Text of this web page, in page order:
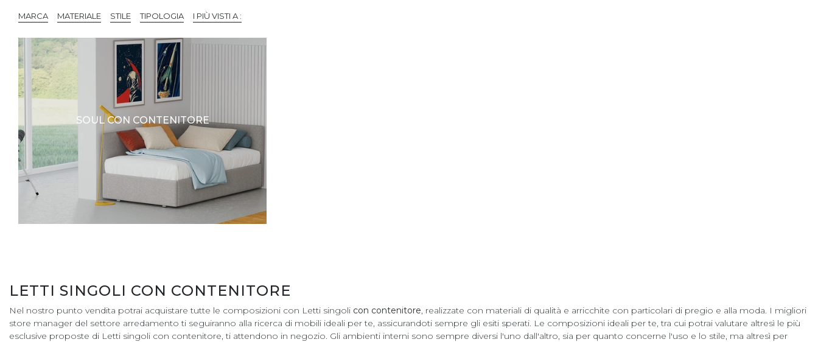
MARCA MATERIALE STILE TIPOLOGIA I PIÙ VISTI A :
SOUL CON CONTENITORE
LETTI SINGOLI CON CONTENITORE
Nel nostro punto vendita potrai acquistare tutte le composizioni con Letti singoli con contenitore, realizzate con materiali di qualità e arricchite con particolari di pregio e alla moda. I migliori
store manager del settore arredamento ti seguiranno alla ricerca di mobili ideali per te, assicurandoti sempre gli esiti sperati. Le composizioni ideali per te, tra cui potrai valutare altresì le più
esclusive proposte di Letti singoli con contenitore, ti attendono in negozio. Gli ambienti interni sono sempre diversi l'uno dall'altro, sia per quanto concerne l'uso e lo stile, ma altresì per